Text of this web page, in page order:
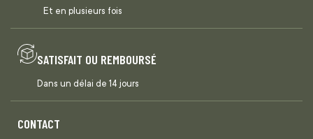
Et en plusieurs fois
SATISFAIT OU REMBOURSÉ
Dans un délai de 14 jours
CONTACT